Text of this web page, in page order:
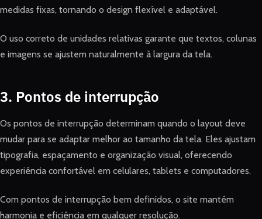
medidas fixas, tornando o design flexível e adaptável.
O uso correto de unidades relativas garante que textos, colunas
e imagens se ajustem naturalmente à largura da tela.
3. Pontos de interrupção
Os pontos de interrupção determinam quando o layout deve
mudar para se adaptar melhor ao tamanho da tela. Eles ajustam
tipografia, espaçamento e organização visual, oferecendo
experiência confortável em celulares, tablets e computadores.
Com pontos de interrupção bem definidos, o site mantém
harmonia e eficiência em qualquer resolução.